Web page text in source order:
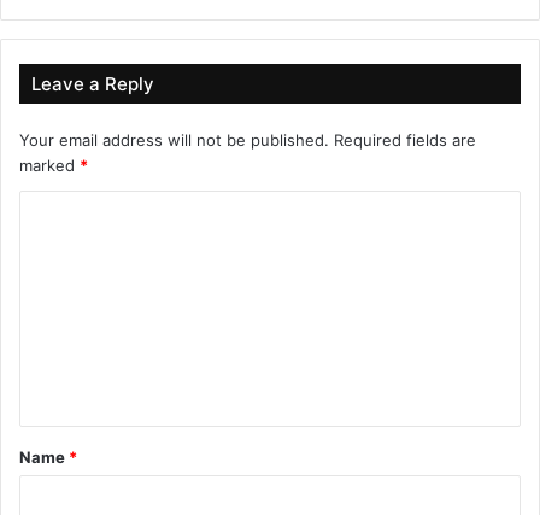
Leave a Reply
Your email address will not be published. Required fields are
marked *
t
*
Name *